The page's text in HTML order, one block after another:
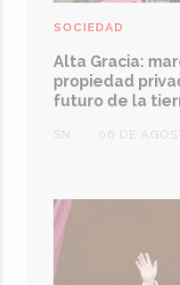
Alta Gracia:
propiedad
futuro de la
SN
SOCIEDAD
06 DE